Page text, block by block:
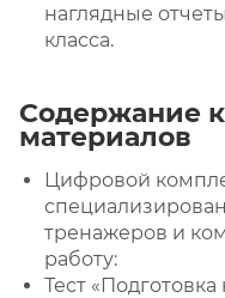
наглядные
класса.
Содержание
материалов
Цифровой
тренажеров и
работу:
Тест